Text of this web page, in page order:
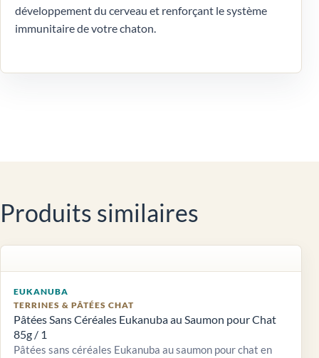
développement du cerveau et renforçant le système
immunitaire de votre chaton.
Produits similaires
EUKANUBA
TERRINES & PÂTÉES CHAT
Pâtées Sans Céréales Eukanuba au Saumon pour Chat
85g / 1
Pâtées sans céréales Eukanuba au saumon pour chat en